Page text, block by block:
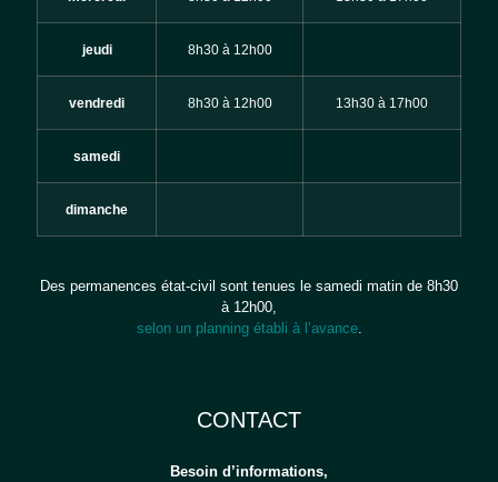
jeudi 8h30 à 12h00
vendredi 8h30 à 12h00 13h30 à 17h00
samedi
dimanche
Des permanences état-civil sont tenues le samedi matin de 8h30
à 12h00,
selon un planning établi à l’avance.
CONTACT
Besoin d’informations,